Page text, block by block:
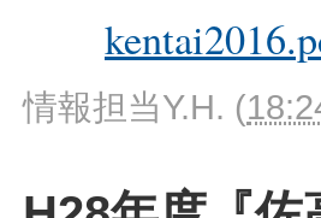
情報担当Y.H. (